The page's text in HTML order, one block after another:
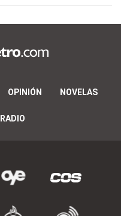
OPINIÓN NOVELAS